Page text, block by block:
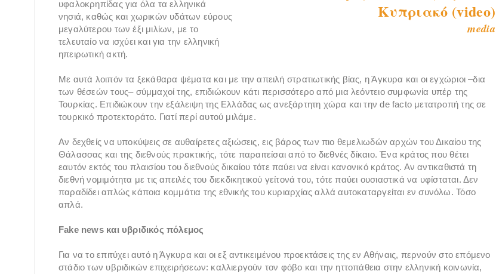
Κυπριακό (video)
media
υφαλοκρηπίδας για όλα τα ελληνικά
νησιά, καθώς και χωρικών υδάτων εύρους
μεγαλύτερου των έξι μιλίων, με το
τελευταίο να ισχύει και για την ελληνική
ηπειρωτική ακτή.
Με αυτά λοιπόν τα ξεκάθαρα ψέματα και με την απειλή στρατιωτικής βίας, η Άγκυρα και οι εγχώριοι –δια
των θέσεών τους– σύμμαχοί της, επιδιώκουν κάτι περισσότερο από μια λεόντειο συμφωνία υπέρ της
Τουρκίας. Επιδιώκουν την εξάλειψη της Ελλάδας ως ανεξάρτητη χώρα και την de facto μετατροπή της σε
τουρκικό προτεκτοράτο. Γιατί περί αυτού μιλάμε.
Αν δεχθείς να υποκύψεις σε αυθαίρετες αξιώσεις, εις βάρος των πιο θεμελιωδών αρχών του Δικαίου της
Θάλασσας και της διεθνούς πρακτικής, τότε παραιτείσαι από το διεθνές δίκαιο. Ένα κράτος που θέτει
εαυτόν εκτός του πλαισίου του διεθνούς δικαίου τότε παύει να είναι κανονικό κράτος. Αν αντικαθιστά τη
διεθνή νομιμότητα με τις απειλές του διεκδικητικού γείτονά του, τότε παύει ουσιαστικά να υφίσταται. Δεν
παραδίδει απλώς κάποια κομμάτια της εθνικής του κυριαρχίας αλλά αυτοκαταργείται εν συνόλω. Τόσο
απλά.
Fake news και υβριδικός πόλεμος
Για να το επιτύχει αυτό η Άγκυρα και οι εξ αντικειμένου προεκτάσεις της εν Αθήναις, περνούν στο επόμενο
στάδιο των υβριδικών επιχειρήσεων: καλλιεργούν τον φόβο και την ηττοπάθεια στην ελληνική κοινωνία,